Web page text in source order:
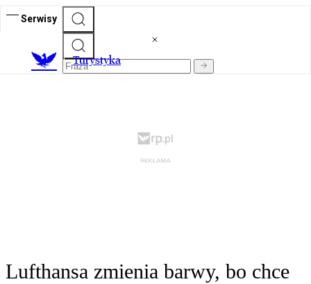
Serwisy
Turystyka
Lufthansa zmienia barwy, bo chce